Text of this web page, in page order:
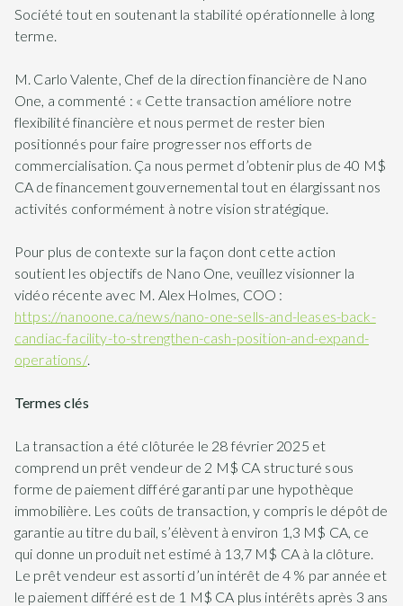
Société tout en soutenant la stabilité opérationnelle à long
terme.
M. Carlo Valente, Chef de la direction financière de Nano
One, a commenté : « Cette transaction améliore notre
flexibilité financière et nous permet de rester bien
positionnés pour faire progresser nos efforts de
commercialisation. Ça nous permet d’obtenir plus de 40 M$
CA de financement gouvernemental tout en élargissant nos
activités conformément à notre vision stratégique.
Pour plus de contexte sur la façon dont cette action
soutient les objectifs de Nano One, veuillez visionner la
vidéo récente avec M. Alex Holmes, COO :
https://nanoone.ca/news/nano-one-sells-and-leases-back-
candiac-facility-to-strengthen-cash-position-and-expand-
operations/.
Termes clés
La transaction a été clôturée le 28 février 2025 et
comprend un prêt vendeur de 2 M$ CA structuré sous
forme de paiement différé garanti par une hypothèque
immobilière. Les coûts de transaction, y compris le dépôt de
garantie au titre du bail, s’élèvent à environ 1,3 M$ CA, ce
qui donne un produit net estimé à 13,7 M$ CA à la clôture.
Le prêt vendeur est assorti d’un intérêt de 4 % par année et
le paiement différé est de 1 M$ CA plus intérêts après 3 ans